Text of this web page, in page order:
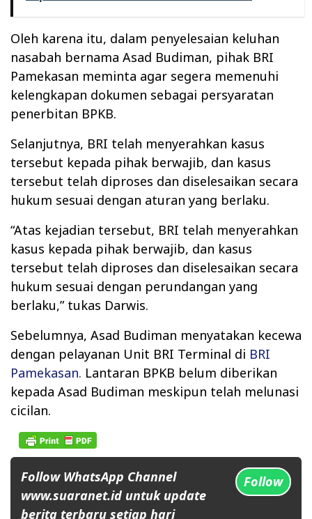
Oleh karena itu, dalam penyelesaian keluhan
nasabah bernama Asad Budiman, pihak BRI
Pamekasan meminta agar segera memenuhi
kelengkapan dokumen sebagai persyaratan
penerbitan BPKB.
Selanjutnya, BRI telah menyerahkan kasus
tersebut kepada pihak berwajib, dan kasus
tersebut telah diproses dan diselesaikan secara
hukum sesuai dengan aturan yang berlaku.
“Atas kejadian tersebut, BRI telah menyerahkan
kasus kepada pihak berwajib, dan kasus
tersebut telah diproses dan diselesaikan secara
hukum sesuai dengan perundangan yang
berlaku,” tukas Darwis.
Sebelumnya, Asad Budiman menyatakan kecewa
dengan pelayanan Unit BRI Terminal di BRI
Pamekasan. Lantaran BPKB belum diberikan
kepada Asad Budiman meskipun telah melunasi
cicilan.
Follow WhatsApp Channel
www.suaranet.id untuk update
berita terbaru setiap hari
Follow